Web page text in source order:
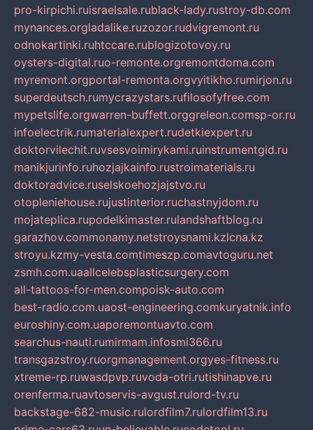
pro-kirpichi.ruisraelsale.rublack-lady.rustroy-db.com
mynances.orgladalike.ruzozor.rudvigremont.ru
odnokartinki.ruhtccare.rublogizotovoy.ru
oysters-digital.ruo-remonte.orgremontdoma.com
myremont.orgportal-remonta.orgvyitikho.rumirjon.ru
superdeutsch.rumycrazystars.rufilosofyfree.com
mypetslife.orgwarren-buffett.orggreleon.comsp-or.ru
infoelectrik.rumaterialexpert.rudetkiexpert.ru
doktorvilechit.ruvsesvoimirykami.ruinstrumentgid.ru
manikjurinfo.ruhozjajkainfo.rustroimaterials.ru
doktoradvice.ruselskoehozjajstvo.ru
otopleniehouse.rujustinterior.ruchastnyjdom.ru
mojateplica.rupodelkimaster.rulandshaftblog.ru
garazhov.commonamy.netstroysnami.kzlcna.kz
stroyu.kzmy-vesta.comtimeszp.comavtoguru.net
zsmh.com.uaallcelebsplasticsurgery.com
all-tattoos-for-men.compoisk-auto.com
best-radio.com.uaost-engineering.comkuryatnik.info
euroshiny.com.uaporemontuavto.com
searchus-nauti.rumirmam.infosmi366.ru
transgazstroy.ruorgmanagement.orgyes-fitness.ru
xtreme-rp.ruwasdpvp.ruvoda-otri.rutishinapve.ru
orenferma.ruavtoservis-avgust.rulord-tv.ru
backstage-682-music.rulordfilm7.rulordfilm13.ru